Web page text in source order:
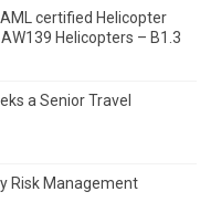
certified Helicopter
Helicopters – B1.3
a Senior Travel
Risk Management